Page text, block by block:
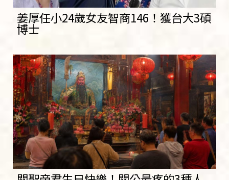
姜厚任小24歲女友智商146！獲台大3碩
博士